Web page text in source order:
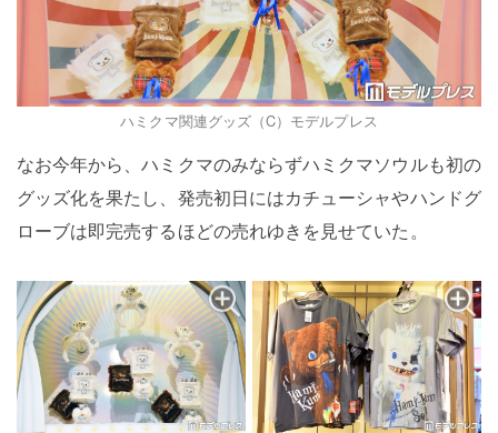
ハミクマ関連グッズ（C）モデルプレス
なお今年から、ハミクマのみならずハミクマソウルも初の
グッズ化を果たし、発売初日にはカチューシャやハンドグ
ローブは即完売するほどの売れゆきを見せていた。